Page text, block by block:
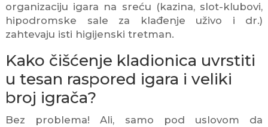
organizaciju igara na sreću (kazina, slot-klubovi,
hipodromske sale za klađenje uživo i dr.)
zahtevaju isti higijenski tretman.
Kako čišćenje kladionica uvrstiti
u tesan raspored igara i veliki
broj igrača?
Bez problema! Ali, samo pod uslovom da